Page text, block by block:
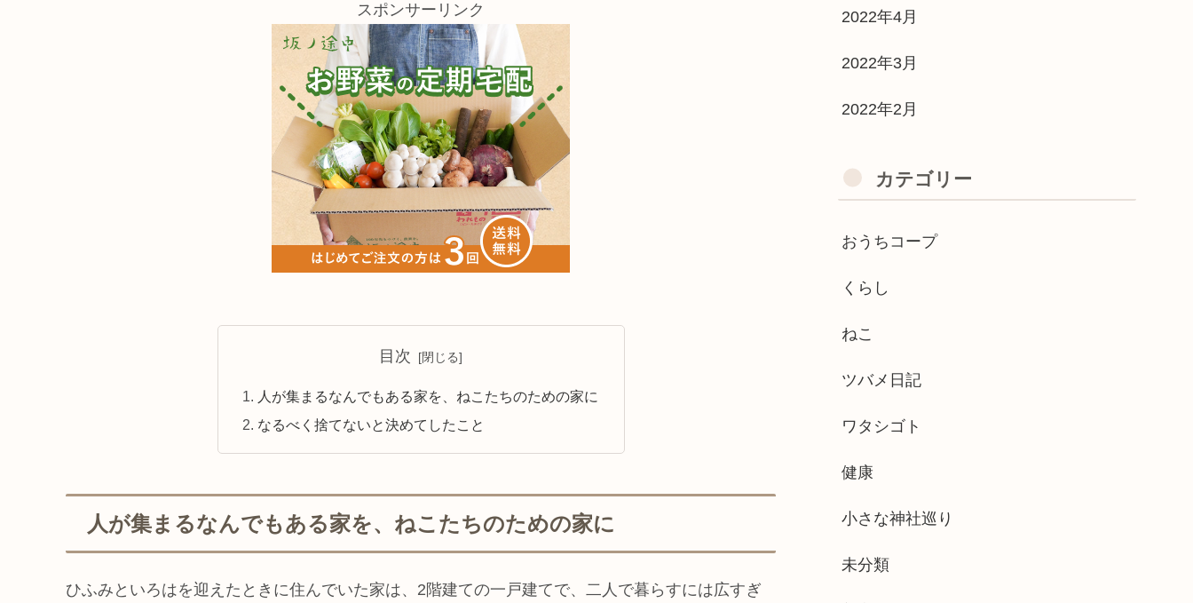
スポンサーリンク
目次
人が集まるなんでもある家を、ねこたちのための家に
なるべく捨てないと決めてしたこと
人が集まるなんでもある家を、ねこたちのための家に
ひふみといろはを迎えたときに住んでいた家は、2階建ての一戸建てで、二人で暮らすには広すぎ
2022年4月
2022年3月
2022年2月
カテゴリー
おうちコープ
くらし
ねこ
ツバメ日記
ワタシゴト
健康
小さな神社巡り
未分類